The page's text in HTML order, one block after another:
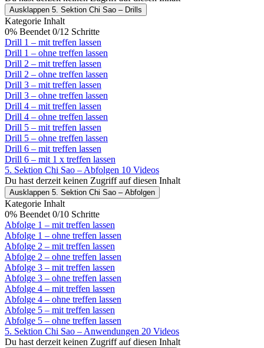
Ausklappen 5. Sektion Chi Sao – Drills
Kategorie Inhalt
0% Beendet 0/12 Schritte
Drill 1 – mit treffen lassen
Drill 1 – ohne treffen lassen
Drill 2 – mit treffen lassen
Drill 2 – ohne treffen lassen
Drill 3 – mit treffen lassen
Drill 3 – ohne treffen lassen
Drill 4 – mit treffen lassen
Drill 4 – ohne treffen lassen
Drill 5 – mit treffen lassen
Drill 5 – ohne treffen lassen
Drill 6 – mit treffen lassen
Drill 6 – mit 1 x treffen lassen
5. Sektion Chi Sao – Abfolgen 10 Videos
Du hast derzeit keinen Zugriff auf diesen Inhalt
Ausklappen 5. Sektion Chi Sao – Abfolgen
Kategorie Inhalt
0% Beendet 0/10 Schritte
Abfolge 1 – mit treffen lassen
Abfolge 1 – ohne treffen lassen
Abfolge 2 – mit treffen lassen
Abfolge 2 – ohne treffen lassen
Abfolge 3 – mit treffen lassen
Abfolge 3 – ohne treffen lassen
Abfolge 4 – mit treffen lassen
Abfolge 4 – ohne treffen lassen
Abfolge 5 – mit treffen lassen
Abfolge 5 – ohne treffen lassen
5. Sektion Chi Sao – Anwendungen 20 Videos
Du hast derzeit keinen Zugriff auf diesen Inhalt